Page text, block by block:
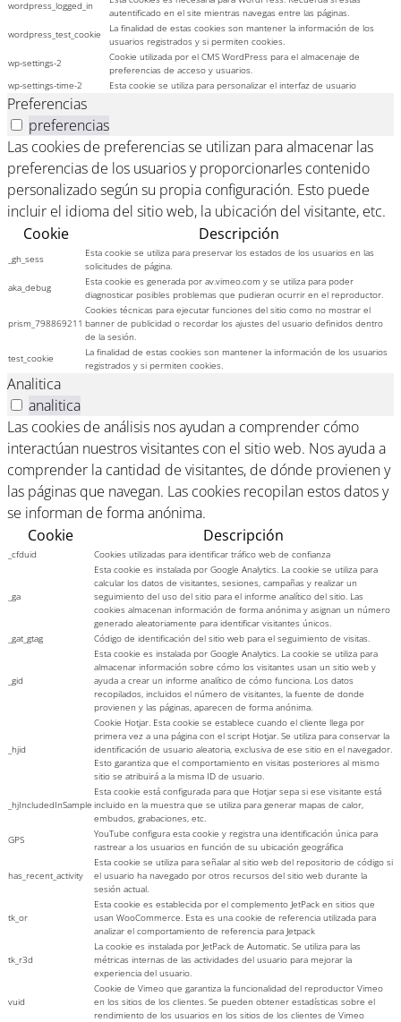
wordpress_logged_in
autentificado en el site mientras navegas entre las páginas.
wordpress_test_cookie
La finalidad de estas cookies son mantener la información de los
usuarios registrados y si permiten cookies.
wp-settings-2
Cookie utilizada por el CMS WordPress para el almacenaje de
preferencias de acceso y usuarios.
wp-settings-time-2
Esta cookie se utiliza para personalizar el interfaz de usuario
Preferencias
preferencias
Las cookies de preferencias se utilizan para almacenar las
preferencias de los usuarios y proporcionarles contenido
personalizado según su propia configuración. Esto puede
incluir el idioma del sitio web, la ubicación del visitante, etc.
Cookie
Descripción
_gh_sess
Esta cookie se utiliza para preservar los estados de los usuarios en las
solicitudes de página.
aka_debug
Esta cookie es generada por av.vimeo.com y se utiliza para poder
diagnosticar posibles problemas que pudieran ocurrir en el reproductor.
prism_798869211
Cookies técnicas para ejecutar funciones del sitio como no mostrar el
banner de publicidad o recordar los ajustes del usuario definidos dentro
de la sesión.
test_cookie
La finalidad de estas cookies son mantener la información de los usuarios
registrados y si permiten cookies.
Analitica
analitica
Las cookies de análisis nos ayudan a comprender cómo
interactúan nuestros visitantes con el sitio web. Nos ayuda a
comprender la cantidad de visitantes, de dónde provienen y
las páginas que navegan. Las cookies recopilan estos datos y
se informan de forma anónima.
Cookie
Descripción
_cfduid Cookies utilizadas para identificar tráfico web de confianza
_ga
Esta cookie es instalada por Google Analytics. La cookie se utiliza para
calcular los datos de visitantes, sesiones, campañas y realizar un
seguimiento del uso del sitio para el informe analítico del sitio. Las
cookies almacenan información de forma anónima y asignan un número
generado aleatoriamente para identificar visitantes únicos.
_gat_gtag
Código de identificación del sitio web para el seguimiento de visitas.
_gid
Esta cookie es instalada por Google Analytics. La cookie se utiliza para
almacenar información sobre cómo los visitantes usan un sitio web y
ayuda a crear un informe analítico de cómo funciona. Los datos
recopilados, incluidos el número de visitantes, la fuente de donde
provienen y las páginas, aparecen de forma anónima.
_hjid
Cookie Hotjar. Esta cookie se establece cuando el cliente llega por
primera vez a una página con el script Hotjar. Se utiliza para conservar la
identificación de usuario aleatoria, exclusiva de ese sitio en el navegador.
Esto garantiza que el comportamiento en visitas posteriores al mismo
sitio se atribuirá a la misma ID de usuario.
_hjIncludedInSample
Esta cookie está configurada para que Hotjar sepa si ese visitante está
incluido en la muestra que se utiliza para generar mapas de calor,
embudos, grabaciones, etc.
GPS
YouTube configura esta cookie y registra una identificación única para
rastrear a los usuarios en función de su ubicación geográfica
has_recent_activity
Esta cookie se utiliza para señalar al sitio web del repositorio de código si
el usuario ha navegado por otros recursos del sitio web durante la
sesión actual.
tk_or
Esta cookie es establecida por el complemento JetPack en sitios que
usan WooCommerce. Esta es una cookie de referencia utilizada para
analizar el comportamiento de referencia para Jetpack
tk_r3d
La cookie es instalada por JetPack de Automatic. Se utiliza para las
métricas internas de las actividades del usuario para mejorar la
experiencia del usuario.
vuid
Cookie de Vimeo que garantiza la funcionalidad del reproductor Vimeo
en los sitios de los clientes. Se pueden obtener estadísticas sobre el
rendimiento de los usuarios en los sitios de los clientes de Vimeo